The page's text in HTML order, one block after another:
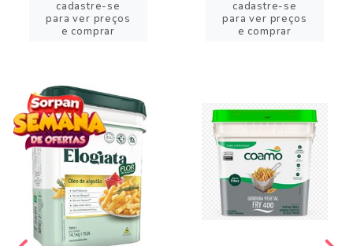
cadastre-se
para ver preços
e comprar
cadastre-se
para ver preços
e comprar